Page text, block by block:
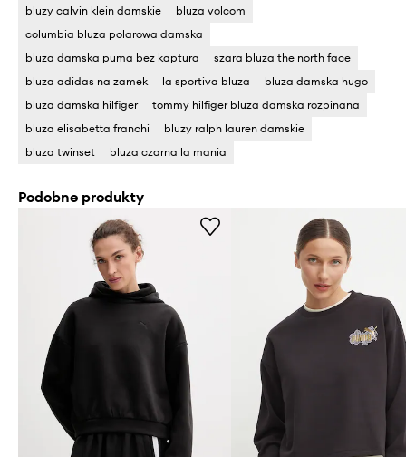
bluzy calvin klein damskie
bluza volcom
columbia bluza polarowa damska
bluza damska puma bez kaptura
szara bluza the north face
bluza adidas na zamek
la sportiva bluza
bluza damska hugo
bluza damska hilfiger
tommy hilfiger bluza damska rozpinana
bluza elisabetta franchi
bluzy ralph lauren damskie
bluza twinset
bluza czarna la mania
Podobne produkty